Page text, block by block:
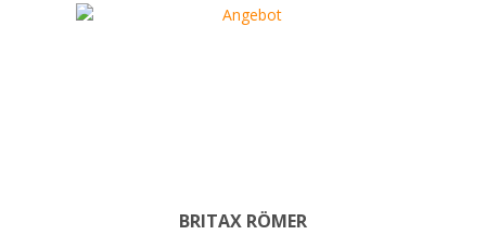
BRITAX RÖMER